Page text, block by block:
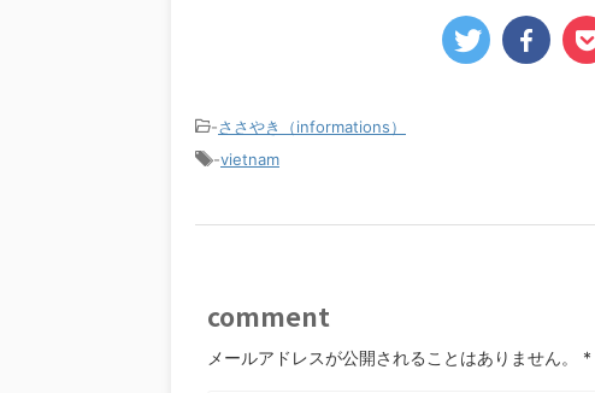
-ささやき（informations）
-vietnam
comment
メールアドレスが公開されることはありません。 *